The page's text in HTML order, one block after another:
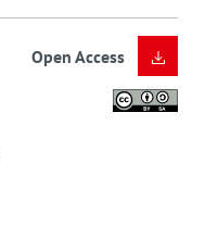
Open Access